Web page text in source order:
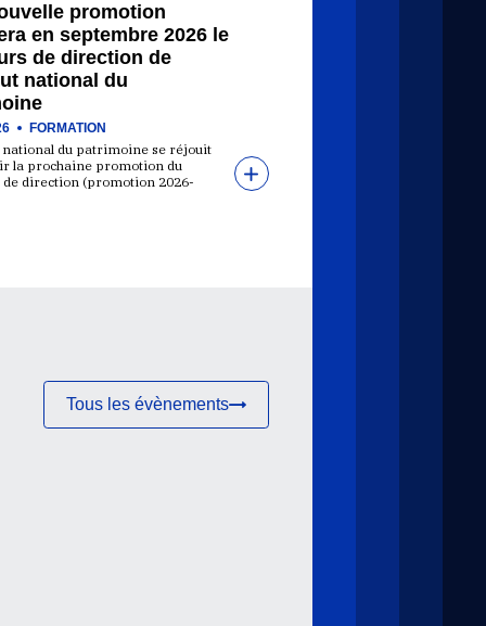
promotion
en septembre 2026 le
de direction de
national du
FORMATION
national du patrimoine se réjouit
la prochaine promotion du
de direction (promotion 2026-
Tous les évènements